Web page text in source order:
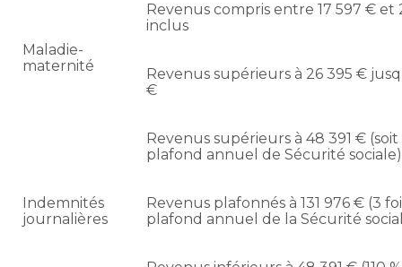
Maladie-
maternité
Revenus compris entre 17 597 € et
inclus
Revenus supérieurs à 26 395 €
€
Revenus supérieurs à 48 391 € (soit
plafond annuel de Sécurité sociale)
Indemnités
journalières
Revenus plafonnés à 131 976 € (3
plafond annuel de la Sécurité